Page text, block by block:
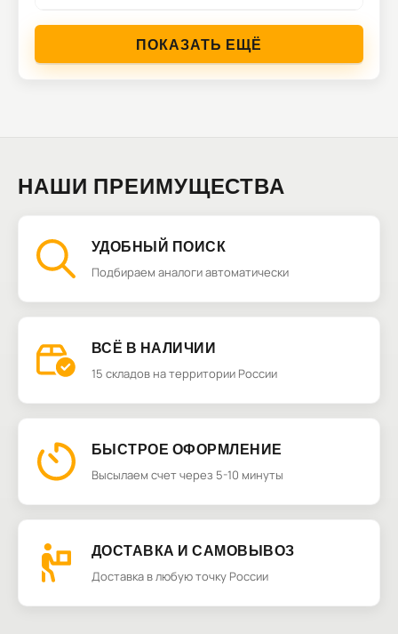
ПОКАЗАТЬ ЕЩЁ
НАШИ ПРЕИМУЩЕСТВА
УДОБНЫЙ ПОИСК
Подбираем аналоги автоматически
ВСЁ В НАЛИЧИИ
15 складов на территории России
БЫСТРОЕ ОФОРМЛЕНИЕ
Высылаем счет через 5-10 минуты
ДОСТАВКА И САМОВЫВОЗ
Доставка в любую точку России